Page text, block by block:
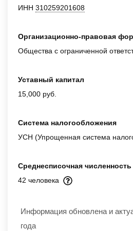
ИНН 310259201608
Организационно-правовая
Общества с ограниченной
Уставный капитал
15,000 руб.
Система налогообложения
УСН (Упрощенная система
Среднесписочная
42 человека
Информация обновлена и
года